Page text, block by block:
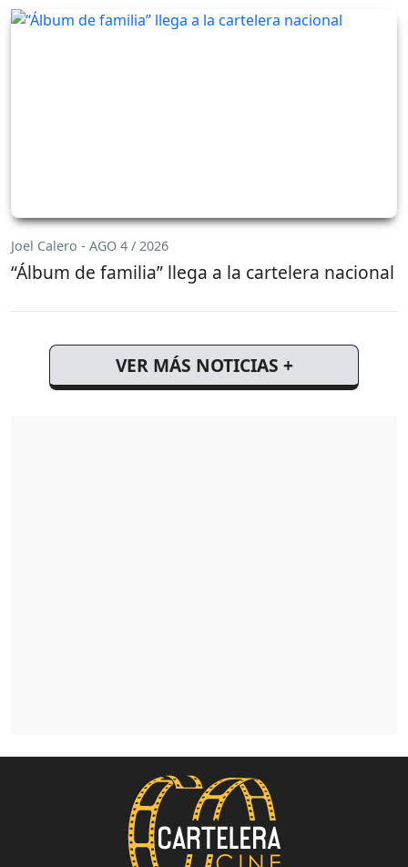
Joel Calero - AGO 4 / 2026
“Álbum de familia” llega a la cartelera nacional
VER MÁS NOTICIAS +